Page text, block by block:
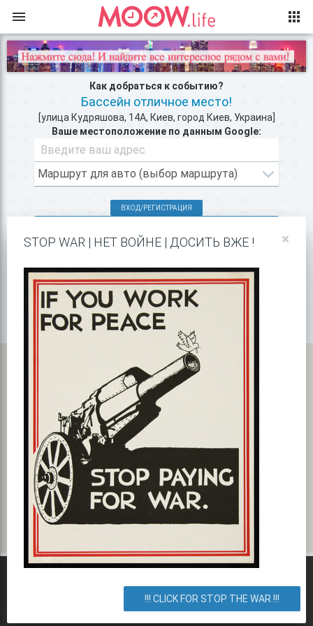
Как добраться к событию?
Бассейн отличное место!
[улица Кудряшова, 14А, Киев, город Киев, Украина]
Ваше местоположение по данным Google:
ВХОД/РЕГИСТРАЦИЯ
ПОКАЗАТЬ НА GOOGLE MAPS!
Карта с маршрутом, как добратся на мероприятие или проехать
к событию. Бассейн отличное место!
улица Кудряшова, 14А, Киев, город Киев, Украина. Как
добраться? Как доехать? Маршрут.
×
STOP WAR | НЕТ ВОЙНЕ | ДОСИТЬ ВЖЕ !
!!! CLICK FOR STOP THE WAR !!!
Что интересного рядом, куда пойти, события,
мероприятия вокруг вас!ps5593